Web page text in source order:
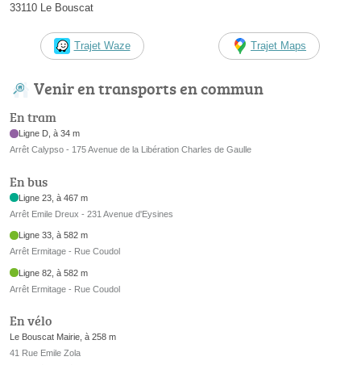
33110 Le Bouscat
Trajet Waze Trajet Maps
Venir en transports en commun
En tram
Ligne D, à 34 m
Arrêt Calypso - 175 Avenue de la Libération Charles de Gaulle
En bus
Ligne 23, à 467 m
Arrêt Emile Dreux - 231 Avenue d'Eysines
Ligne 33, à 582 m
Arrêt Ermitage - Rue Coudol
Ligne 82, à 582 m
Arrêt Ermitage - Rue Coudol
En vélo
Le Bouscat Mairie, à 258 m
41 Rue Emile Zola